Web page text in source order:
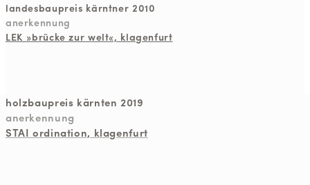
landesbaupreis kärntner 2010
anerkennung
LEK »brücke zur welt«, klagenfurt
holzbaupreis kärnten 2019
anerkennung
STAI ordination, klagenfurt